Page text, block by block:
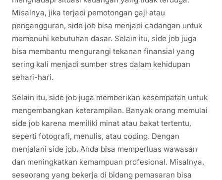
Misalnya, jika terjadi pemotongan gaji atau
pengangguran, side job bisa menjadi cadangan untuk
memenuhi kebutuhan dasar. Selain itu, side job juga
bisa membantu mengurangi tekanan finansial yang
sering kali menjadi sumber stres dalam kehidupan
sehari-hari.
Selain itu, side job juga memberikan kesempatan untuk
mengembangkan keterampilan. Banyak orang memulai
side job karena memiliki minat atau bakat tertentu,
seperti fotografi, menulis, atau coding. Dengan
menjalani side job, Anda bisa memperluas wawasan
dan meningkatkan kemampuan profesional. Misalnya,
seseorang yang bekerja di bidang pemasaran bisa